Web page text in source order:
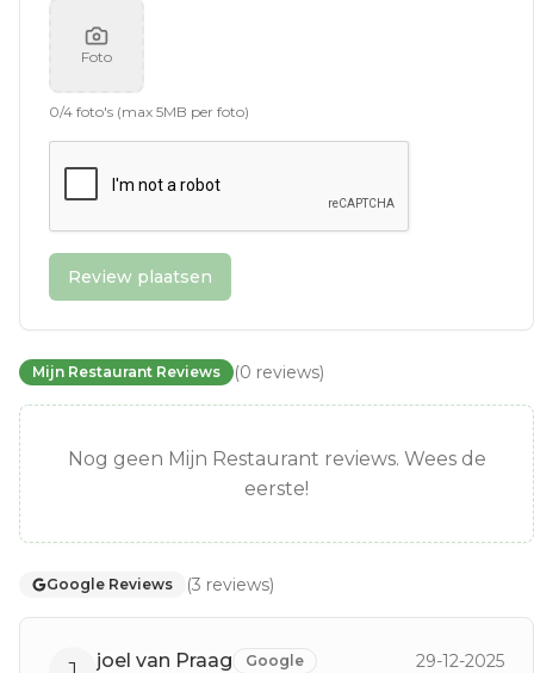
Foto
0/4 foto's (max 5MB per foto)
Review plaatsen
Mijn Restaurant Reviews (0 reviews)
Nog geen Mijn Restaurant reviews. Wees de
eerste!
Google Reviews (3 reviews)
joel van Praag Google 29-12-2025